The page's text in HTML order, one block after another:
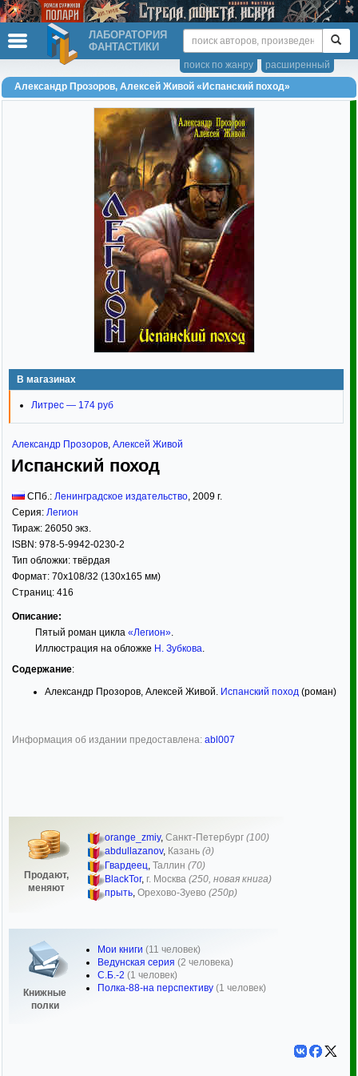
ЛАБОРАТОРИЯ
ФАНТАСТИКИ
расширенный
поиск по жанру
Александр Прозоров, Алексей Живой «Испанский поход»
В магазинах
Литрес — 174 руб
Александр Прозоров Алексей Живой
Испанский поход
СПб.: Ленинградское издательство 2009 г.
Серия: Легион
Тираж: 26050 экз.
ISBN: 978-5-9942-0230-2
Тип обложки: твёрдая
Формат: 70x108/32 (130x165 мм)
Страниц: 416
Описание:
Пятый роман цикла «Легион».
Иллюстрация на обложке Н. Зубкова
Содержание:
Александр Прозоров, Алексей Живой. Испанский поход (роман)
Информация об издании предоставлена: abl007
Продают,
меняют
orange_zmiy, Санкт-Петербург (100)
abdullazanov, Казань (д)
Гвардеец Таллин (70)
BlackTor, г. Москва (250, новая книга)
прыть, Орехово-Зуево (250р)
Книжные
полки
Мои книги (11 человек)
Ведунская серия (2 человека)
С.Б.-2 (1 человек)
Полка-88-на перспективу (1 человек)